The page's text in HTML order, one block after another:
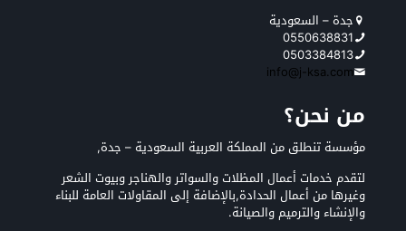
جدة – السعودية
0550638831
0503384813
info@j-ksa.com
من نحن؟
مؤسسة تنطلق من المملكة العربية السعودية – جدة,
لتقدم خدمات أعمال المظلات والسواتر والهناجر وبيوت الشعر
وغيرها من أعمال الحدادة,بالإضافة إلى المقاولات العامة للبناء
والإنشاء والترميم والصيانة.